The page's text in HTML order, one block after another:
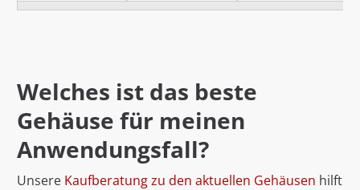
Welches ist das beste
Gehäuse für meinen
Anwendungsfall?
Unsere Kaufberatung zu den aktuellen Gehäusen hilft